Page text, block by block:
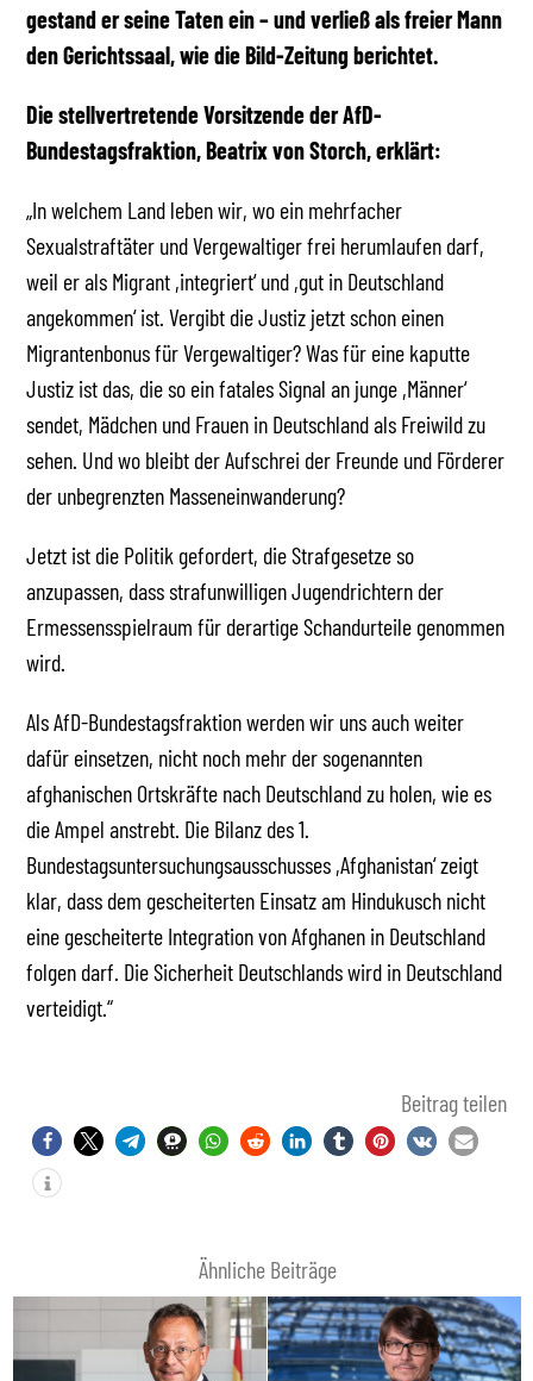
gestand er seine Taten ein – und verließ als freier Mann
den Gerichtssaal, wie die Bild-Zeitung berichtet.
Die stellvertretende Vorsitzende der AfD-
Bundestagsfraktion, Beatrix von Storch, erklärt:
„In welchem Land leben wir, wo ein mehrfacher
Sexualstraftäter und Vergewaltiger frei herumlaufen darf,
weil er als Migrant ,integriert‘ und ,gut in Deutschland
angekommen‘ ist. Vergibt die Justiz jetzt schon einen
Migrantenbonus für Vergewaltiger? Was für eine kaputte
Justiz ist das, die so ein fatales Signal an junge ,Männer‘
sendet, Mädchen und Frauen in Deutschland als Freiwild zu
sehen. Und wo bleibt der Aufschrei der Freunde und Förderer
der unbegrenzten Masseneinwanderung?
Jetzt ist die Politik gefordert, die Strafgesetze so
anzupassen, dass strafunwilligen Jugendrichtern der
Ermessensspielraum für derartige Schandurteile genommen
wird.
Als AfD-Bundestagsfraktion werden wir uns auch weiter
dafür einsetzen, nicht noch mehr der sogenannten
afghanischen Ortskräfte nach Deutschland zu holen, wie es
die Ampel anstrebt. Die Bilanz des 1.
Bundestagsuntersuchungsausschusses ,Afghanistan‘ zeigt
klar, dass dem gescheiterten Einsatz am Hindukusch nicht
eine gescheiterte Integration von Afghanen in Deutschland
folgen darf. Die Sicherheit Deutschlands wird in Deutschland
verteidigt.“
Beitrag teilen
Ähnliche Beiträge